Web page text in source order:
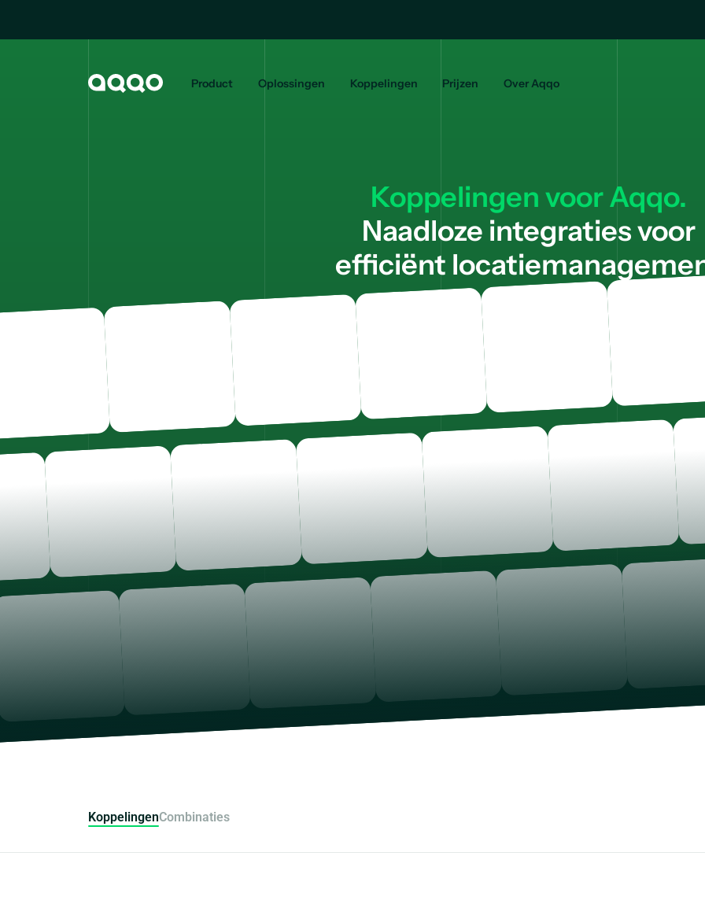
Product Oplossingen Koppelingen Prijzen Over Aqqo
Koppelingen voor Aqqo.
Naadloze integraties voor
efficiënt
KoppelingenCombinaties